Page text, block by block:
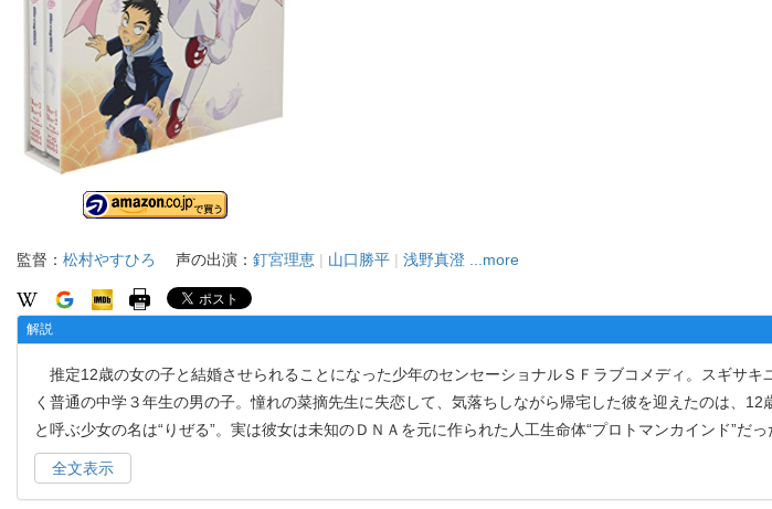
監督： 松村やすひろ 声の出演： 釘宮理恵 | 山口勝平 | 浅野真澄 ...more
解説
推定12歳の女の子と結婚させられることになった少年のセンセーショナルＳＦラブコメディ。スギサキ
く普通の中学３年生の男の子。憧れの菜摘先生に失恋して、気落ちしながら帰宅した彼を迎えたのは、
と呼ぶ少女の名は“りぜる”。実は彼女は未知のＤＮＡを元に作られた人工生命体“プロトマンカインド”だ
全文表示